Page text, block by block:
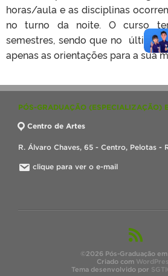
horas/aula e as disciplinas
no turno da noite. O curso
semestres, sendo que no último
apenas as orientações para a sua
PÓS-GRADUAÇÃO (ESPECIALIZAÇÃO)
Centro de Artes
R. Álvaro Chaves, 65 - Centro, Pelotas -
clique para ver o e-mail
©2026 Pós-Graduação
Criado com
Tema desenvolvido por